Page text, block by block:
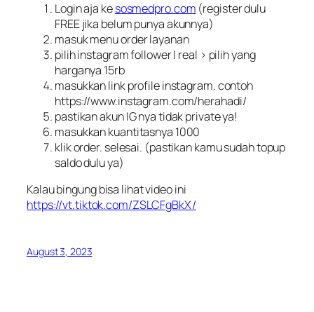
Login aja kesosmedpro.com (register dulu
FREE jika belum punya akunnya)
masuk menu order layanan
pilih instagram follower | real > pilih yang
harganya 15rb
masukkan link profile instagram. contoh
https://www.instagram.com/herahadi/
pastikan akun IG nya tidak private ya!
masukkan kuantitasnya 1000
klik order. selesai. (pastikan kamu sudah topup
saldo dulu ya)
Kalau bingung bisa lihat video ini
https://vt.tiktok.com/ZSLCFgBkX/
August 3, 2023